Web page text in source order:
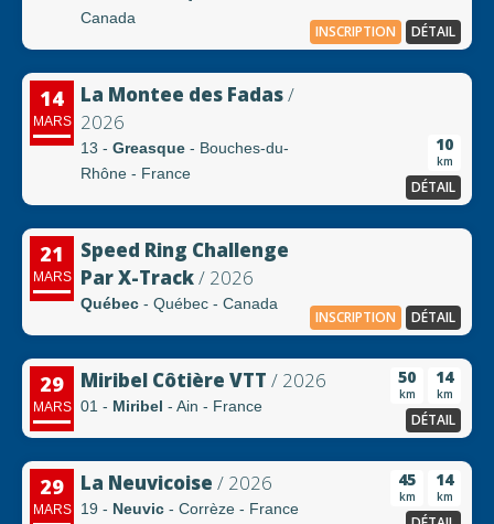
Canada
INSCRIPTION DÉTAIL
14
MARS
La Montee des Fadas/
2026
13 - Greasque - Bouches-du-
Rhône - France
10
km
DÉTAIL
21
MARS
Speed Ring Challenge
Par X-Track/ 2026
Québec - Québec - Canada
INSCRIPTION DÉTAIL
29
MARS
Miribel Côtière VTT / 2026
01 - Miribel - Ain - France
50
km
14
km
DÉTAIL
29
MARS
La Neuvicoise / 2026
19 - Neuvic - Corrèze - France
45
km
14
km